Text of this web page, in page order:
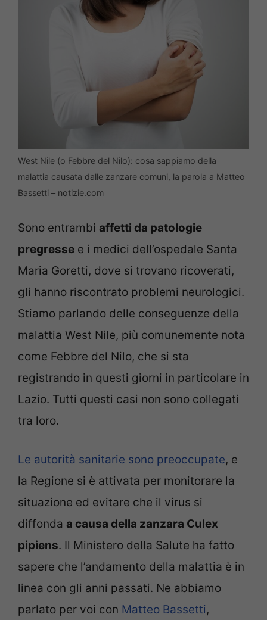
West Nile (o Febbre del Nilo): cosa sappiamo della
malattia causata dalle zanzare comuni, la parola a Matteo
Bassetti – notizie.com
Sono entrambi affetti da patologie
pregresse e i medici dell’ospedale Santa
Maria Goretti, dove si trovano ricoverati,
gli hanno riscontrato problemi neurologici.
Stiamo parlando delle conseguenze della
malattia West Nile, più comunemente nota
come Febbre del Nilo, che si sta
registrando in questi giorni in particolare in
Lazio. Tutti questi casi non sono collegati
tra loro.
Le autorità sanitarie sono preoccupate, e
la Regione si è attivata per monitorare la
situazione ed evitare che il virus si
diffonda a causa della zanzara Culex
pipiens. Il Ministero della Salute ha fatto
sapere che l’andamento della malattia è in
linea con gli anni passati. Ne abbiamo
parlato per voi con Matteo Bassetti,